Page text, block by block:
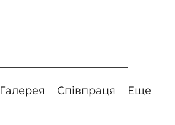
Галерея Співпраця Еще